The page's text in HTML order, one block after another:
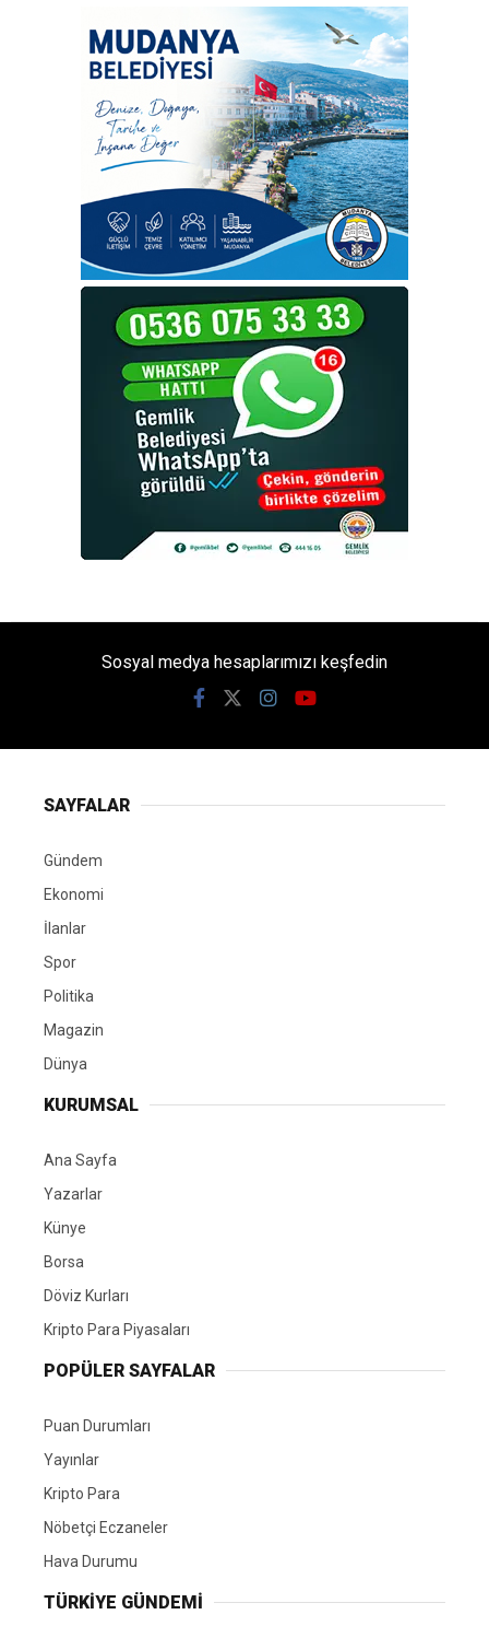
Sosyal medya hesaplarımızı keşfedin
SAYFALAR
Gündem
Ekonomi
İlanlar
Spor
Politika
Magazin
Dünya
KURUMSAL
Ana Sayfa
Yazarlar
Künye
Borsa
Döviz Kurları
Kripto Para Piyasaları
POPÜLER SAYFALAR
Puan Durumları
Yayınlar
Kripto Para
Nöbetçi Eczaneler
Hava Durumu
TÜRKIYE GÜNDEMI